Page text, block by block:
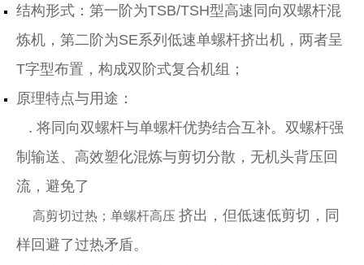
结构形式：第一阶为TSB/TSH型高速同向双螺杆混
炼机，第二阶为SE系列低速单螺杆挤出机，两者呈
T字型布置，构成双阶式复合机组；
原理特点与用途：
. 将同向双螺杆与单螺杆优势结合互补。双螺杆强
制输送、高效塑化混炼与剪切分散，无机头背压回
流，避免了
高剪切过热；单螺杆高压 挤出，但低速低剪切，同
样回避了过热矛盾。